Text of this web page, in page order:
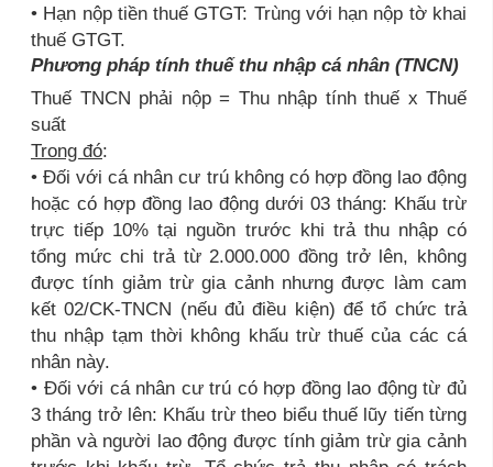
• Hạn nộp tiền thuế GTGT: Trùng với hạn nộp tờ khai
thuế GTGT.
Phương pháp tính thuế thu nhập cá nhân (TNCN)
Thuế TNCN phải nộp = Thu nhập tính thuế x Thuế
suất
Trong đó:
• Đối với cá nhân cư trú không có hợp đồng lao động
hoặc có hợp đồng lao động dưới 03 tháng: Khấu trừ
trực tiếp 10% tại nguồn trước khi trả thu nhập có
tổng mức chi trả từ 2.000.000 đồng trở lên, không
được tính giảm trừ gia cảnh nhưng được làm cam
kết 02/CK-TNCN (nếu đủ điều kiện) để tổ chức trả
thu nhập tạm thời không khấu trừ thuế của các cá
nhân này.
• Đối với cá nhân cư trú có hợp đồng lao động từ đủ
3 tháng trở lên: Khấu trừ theo biểu thuế lũy tiến từng
phần và người lao động được tính giảm trừ gia cảnh